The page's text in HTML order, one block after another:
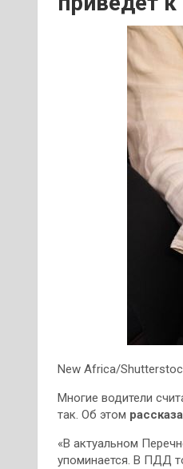
New Africa/
Многие водители
так. Об этом
«В актуальном
упоминается. В ПДД